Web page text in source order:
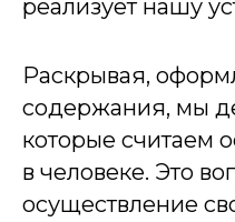
реализует нашу
Раскрывая,
содержания, мы
которые считаем
в человеке. Это
осуществление